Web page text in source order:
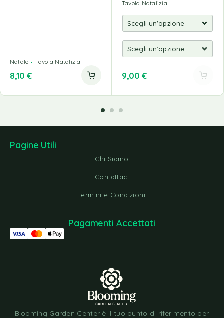
Natale Tavola Natalizia
8,10€
Tavola Natalizia
9,00€
Pagine Utili
Chi Siamo
Contattaci
Termini e Condizioni
Blooming Garden Center è il tuo punto di riferimento per
Pagamenti Accettati